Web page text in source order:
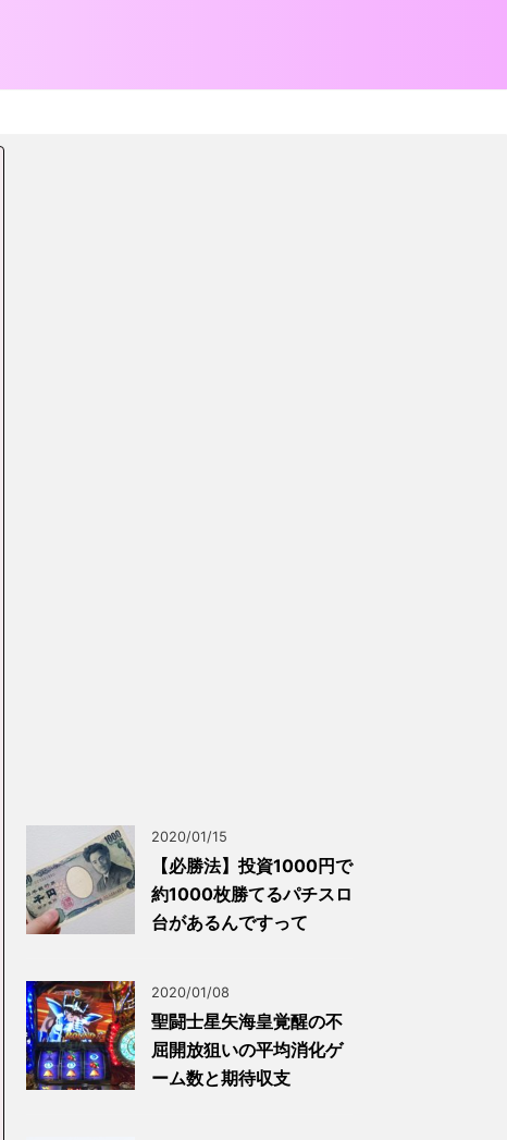
2020/01/15
【必勝法】投資1000円で
約1000枚勝てるパチスロ
台があるんですって
2020/01/08
聖闘士星矢海皇覚醒の不
屈開放狙いの平均消化ゲ
ーム数と期待収支